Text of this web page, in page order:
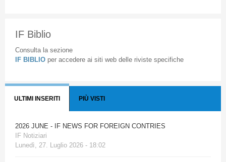
IF Biblio
Consulta la sezione
IF BIBLIO per accedere ai siti web delle riviste specifiche
ULTIMI INSERITI PIÙ VISTI
2026 JUNE - IF NEWS FOR FOREIGN CONTRIES
IF Notiziari
Lunedì, 27. Luglio 2026 - 18:02